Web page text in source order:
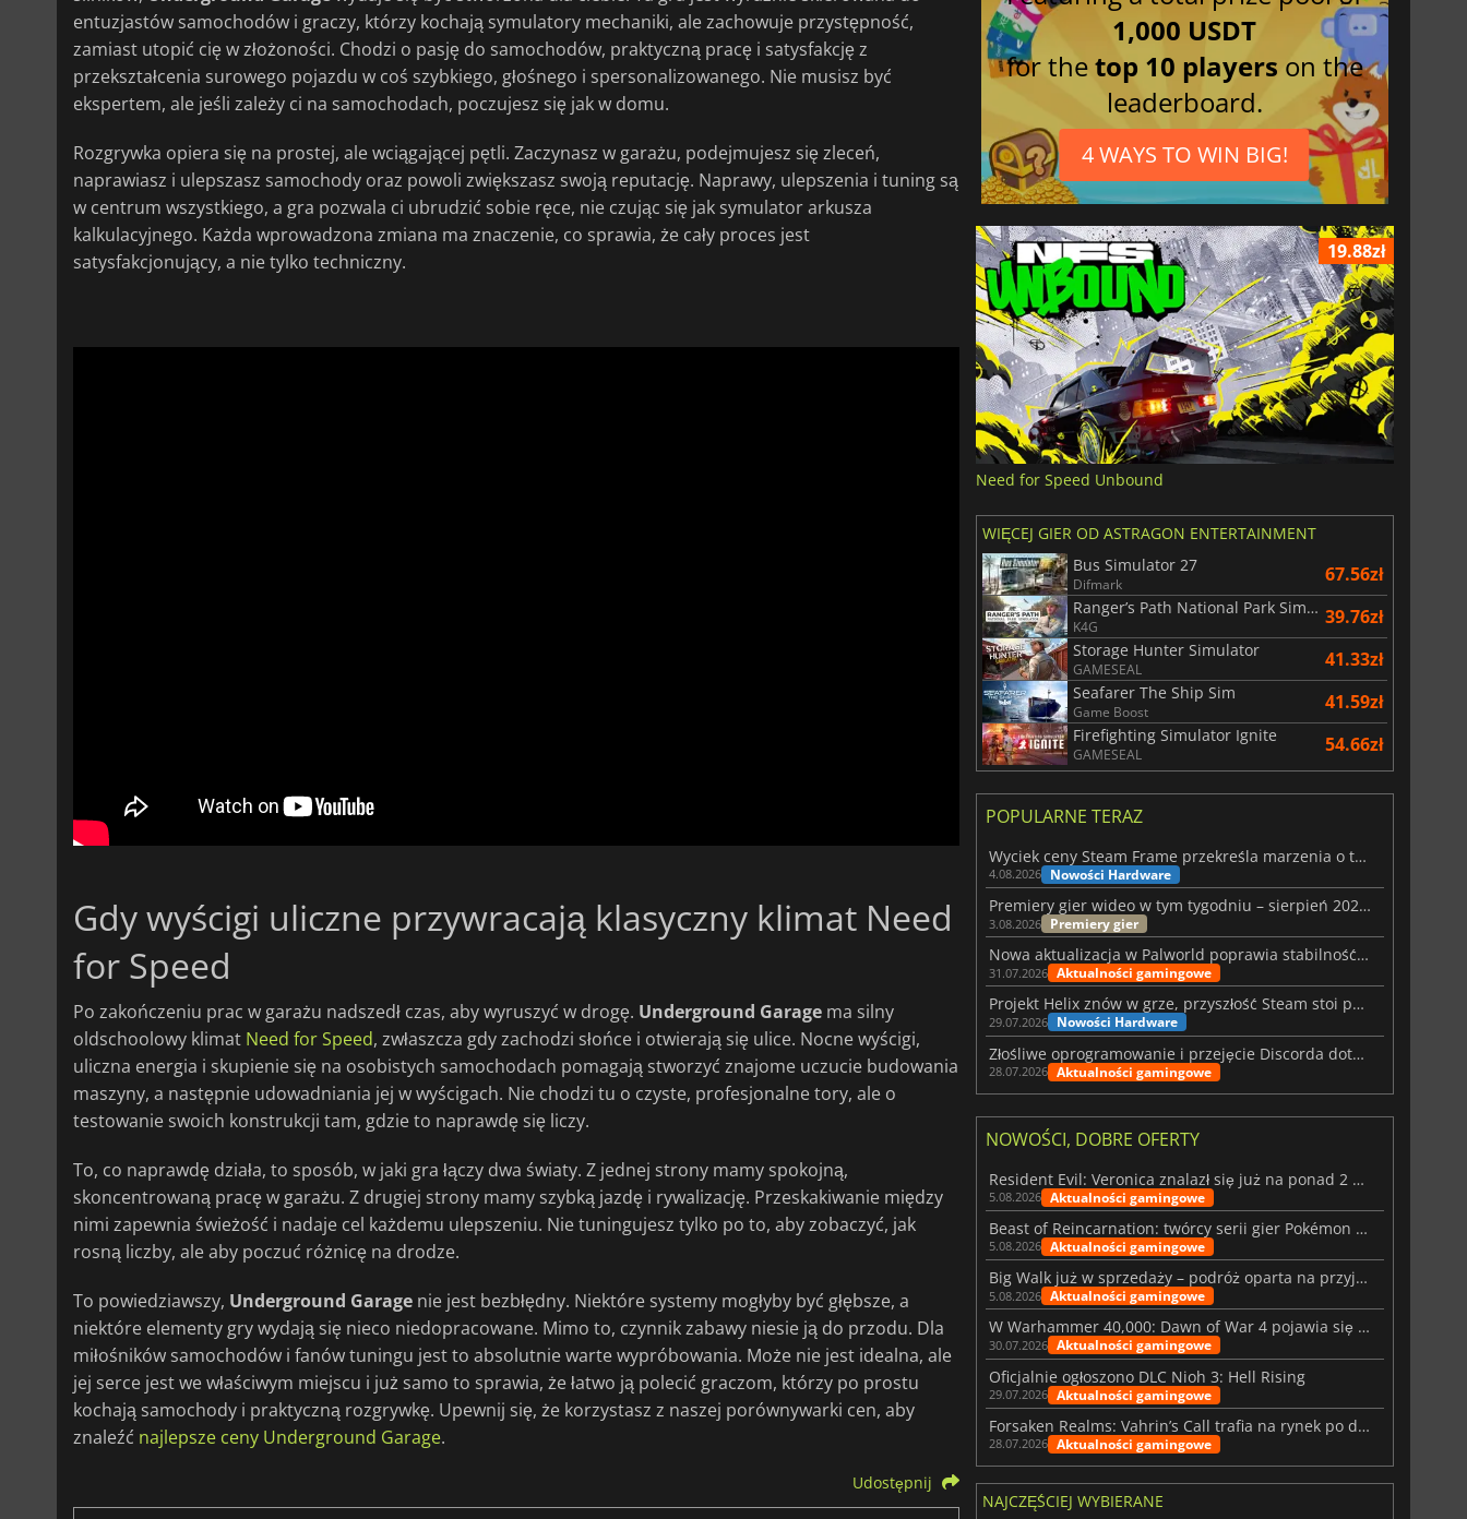
entuzjastów samochodów i graczy, którzy kochają symulatory mechaniki, ale zachowuje przystępność,
zamiast utopić cię w złożoności. Chodzi o pasję do samochodów, praktyczną pracę i satysfakcję z
przekształcenia surowego pojazdu w coś szybkiego, głośnego i spersonalizowanego. Nie musisz być
ekspertem, ale jeśli zależy ci na samochodach, poczujesz się jak w domu.
Rozgrywka opiera się na prostej, ale wciągającej pętli. Zaczynasz w garażu, podejmujesz się zleceń,
naprawiasz i ulepszasz samochody oraz powoli zwiększasz swoją reputację. Naprawy, ulepszenia i tuning są
w centrum wszystkiego, a gra pozwala ci ubrudzić sobie ręce, nie czując się jak symulator arkusza
kalkulacyjnego. Każda wprowadzona zmiana ma znaczenie, co sprawia, że cały proces jest
satysfakcjonujący, a nie tylko techniczny.
Gdy wyścigi uliczne przywracają klasyczny klimat Need
for Speed
Po zakończeniu prac w garażu nadszedł czas, aby wyruszyć w drogę. Underground Garage ma silny
oldschoolowy klimat Need for Speed, zwłaszcza gdy zachodzi słońce i otwierają się ulice. Nocne wyścigi,
uliczna energia i skupienie się na osobistych samochodach pomagają stworzyć znajome uczucie budowania
maszyny, a następnie udowadniania jej w wyścigach. Nie chodzi tu o czyste, profesjonalne tory, ale o
testowanie swoich konstrukcji tam, gdzie to naprawdę się liczy.
To, co naprawdę działa, to sposób, w jaki gra łączy dwa światy. Z jednej strony mamy spokojną,
skoncentrowaną pracę w garażu. Z drugiej strony mamy szybką jazdę i rywalizację. Przeskakiwanie między
nimi zapewnia świeżość i nadaje cel każdemu ulepszeniu. Nie tuningujesz tylko po to, aby zobaczyć, jak
rosną liczby, ale aby poczuć różnicę na drodze.
To powiedziawszy, Underground Garage nie jest bezbłędny. Niektóre systemy mogłyby być głębsze, a
niektóre elementy gry wydają się nieco niedopracowane. Mimo to, czynnik zabawy niesie ją do przodu. Dla
miłośników samochodów i fanów tuningu jest to absolutnie warte wypróbowania. Może nie jest idealna, ale
jej serce jest we właściwym miejscu i już samo to sprawia, że łatwo ją polecić graczom, którzy po prostu
kochają samochody i praktyczną rozgrywkę. Upewnij się, że korzystasz z naszej porównywarki cen, aby
znaleźć najlepsze ceny Underground Garage.
Udostępnij
1,000 USDT
for thetop 10 players on the
leaderboard.
4 WAYS TO WIN BIG!
19.88zł
Need for Speed Unbound
WIĘCEJ GIER OD ASTRAGON ENTERTAINMENT
Bus Simulator 27
Difmark 67.56zł
Ranger’s Path National Park Simulator
K4G 39.76zł
Storage Hunter Simulator
GAMESEAL 41.33zł
Seafarer The Ship Sim
Game Boost 41.59zł
Firefighting Simulator Ignite
GAMESEAL 54.66zł
POPULARNE TERAZ
Wyciek ceny Steam Frame przekreśla marzenia o tanim zestawie VR
4.08.2026 Nowości Hardware
Premiery gier wideo w tym tygodniu – sierpień 2026 r. (32. tydzień)
3.08.2026 Premiery gier
Nowa aktualizacja w Palworld poprawia stabilność Sunreach i walk z bossami
31.07.2026 Aktualności gamingowe
Projekt Helix znów w grze, przyszłość Steam stoi pod znakiem zapytania
29.07.2026 Nowości Hardware
Złośliwe oprogramowanie i przejęcie Discorda dotknęły Meccha Chameleon
28.07.2026 Aktualności gamingowe
NOWOŚCI, DOBRE OFERTY
Resident Evil: Veronica znalazł się już na ponad 2 milionach list życzeń
5.08.2026 Aktualności gamingowe
Beast of Reincarnation: twórcy serii gier Pokémon wkraczają na nową ścieżkę
5.08.2026 Aktualności gamingowe
Big Walk już w sprzedaży – podróż oparta na przyjaźni
5.08.2026 Aktualności gamingowe
W Warhammer 40,000: Dawn of War 4 pojawia się frakcja Nekronów
30.07.2026 Aktualności gamingowe
Oficjalnie ogłoszono DLC Nioh 3: Hell Rising
29.07.2026 Aktualności gamingowe
Forsaken Realms: Vahrin’s Call trafia na rynek po dziesięciu latach prac
28.07.2026 Aktualności gamingowe
NAJCZĘŚCIEJ WYBIERANE